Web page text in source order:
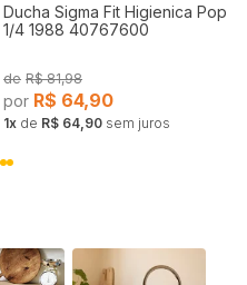
Ducha Sigma Fit Higienica Pop
1/4 1988 40767600
R$ 81,98
R$ 64,90
1 de R$ 64,90 sem juros